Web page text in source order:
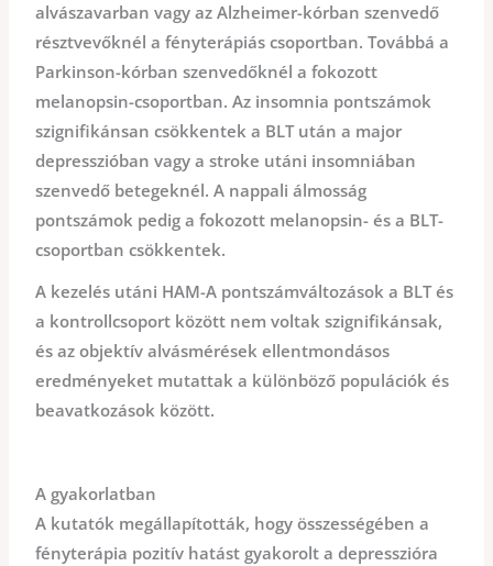
alvászavarban vagy az Alzheimer-kórban szenvedő
résztvevőknél a fényterápiás csoportban. Továbbá a
Parkinson-kórban szenvedőknél a fokozott
melanopsin-csoportban. Az insomnia pontszámok
szignifikánsan csökkentek a BLT után a major
depresszióban vagy a stroke utáni insomniában
szenvedő betegeknél. A nappali álmosság
pontszámok pedig a fokozott melanopsin- és a BLT-
csoportban csökkentek.
A kezelés utáni HAM-A pontszámváltozások a BLT és
a kontrollcsoport között nem voltak szignifikánsak,
és az objektív alvásmérések ellentmondásos
eredményeket mutattak a különböző populációk és
beavatkozások között.
A gyakorlatban
A kutatók megállapították, hogy összességében a
fényterápia pozitív hatást gyakorolt a depresszióra